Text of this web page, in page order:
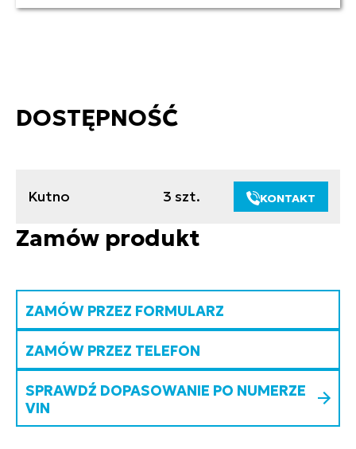
DOSTĘPNOŚĆ
Kutno 3 szt. KONTAKT
Zamów produkt
ZAMÓW PRZEZ FORMULARZ
ZAMÓW PRZEZ TELEFON
SPRAWDŹ DOPASOWANIE PO NUMERZE
VIN